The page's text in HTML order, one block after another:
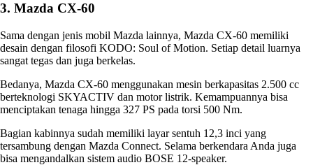
3. Mazda CX-60
Sama dengan jenis mobil Mazda lainnya, Mazda CX-60 memiliki
desain dengan filosofi KODO: Soul of Motion. Setiap detail luarnya
sangat tegas dan juga berkelas.
Bedanya, Mazda CX-60 menggunakan mesin berkapasitas 2.500 cc
berteknologi SKYACTIV dan motor listrik. Kemampuannya bisa
menciptakan tenaga hingga 327 PS pada torsi 500 Nm.
Bagian kabinnya sudah memiliki layar sentuh 12,3 inci yang
tersambung dengan Mazda Connect. Selama berkendara Anda juga
bisa mengandalkan sistem audio BOSE 12-speaker.